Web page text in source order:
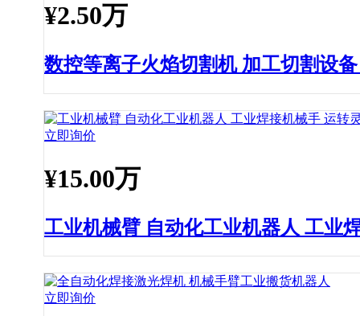
¥2.50万
数控等离子火焰切割机 加工切割设
立即询价
¥15.00万
工业机械臂 自动化工业机器人 工业
立即询价